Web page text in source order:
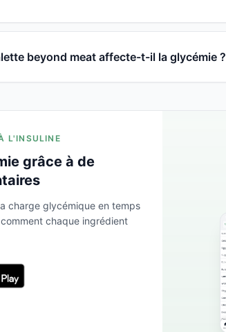
beyond meat affecte-t-il la glycémie ?
L'INSULINE
grâce à de
charge glycémique en temps
chaque ingrédient